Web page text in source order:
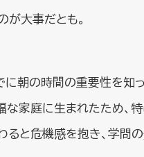
が大事だとも。
に朝の時間の重要性を知
な家庭に生まれたため、
ると危機感を抱き、学問